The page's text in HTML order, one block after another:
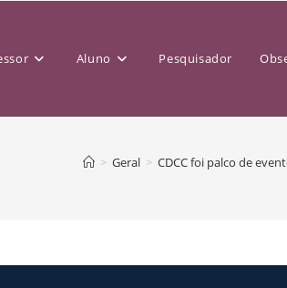
Aluno Pesquisador
> Geral > CDCC foi palco de